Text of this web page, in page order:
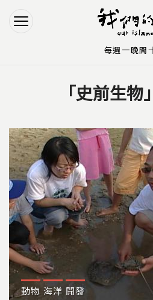
Jump to
Jump to Main
「史前生
動物 海洋 開發
每週一晚間